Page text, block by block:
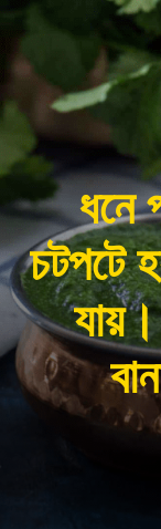
ধনে
চটপটে